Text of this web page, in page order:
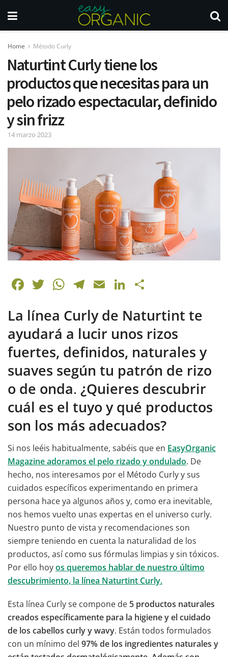
Home Método Curly
Naturtint Curly tiene los
productos que necesitas para un
pelo rizado espectacular, definido
y sin frizz
14 marzo 2023
F
c
e
b
o
o
k
T
itt
er
W
at
s
A
p
p
T
e
gr
a
m
E
ai
Li
k
e
dI
n
m
p
ar
tir
La línea Curly de Naturtint te
ayudará a lucir unos rizos
fuertes, definidos, naturales y
suaves según tu patrón de rizo
o de onda. ¿Quieres descubrir
cuál es el tuyo y qué productos
son los más adecuados?
Si nos leéis habitualmente, sabéis que en EasyOrganic
Magazine adoramos el pelo rizado y ondulado. De
hecho, nos interesamos por el Método Curly y sus
cuidados específicos experimentando en primera
persona hace ya algunos años y, como era inevitable,
nos hemos vuelto unas expertas en el universo curly.
Nuestro punto de vista y recomendaciones son
siempre teniendo en cuenta la naturalidad de los
productos, así como sus fórmulas limpias y sin tóxicos.
Por ello hoyos queremos hablar de nuestro último
descubrimiento, la línea Naturtint Curly.
Esta línea Curly se compone de 5 productos naturales
creados específicamente para la higiene y el cuidado
de los cabellos curly y wavy. Están todos formulados
con un mínimo del 97% de los ingredientes naturales y